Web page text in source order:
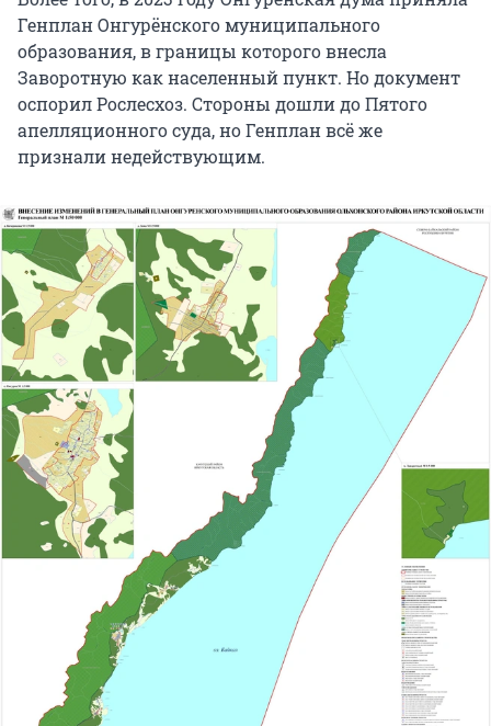
Генплан Онгурёнского муниципального
образования, в границы которого внесла
Заворотную как населенный пункт. Но документ
оспорил Рослесхоз. Стороны дошли до Пятого
апелляционного суда, но Генплан всё же
признали недействующим.